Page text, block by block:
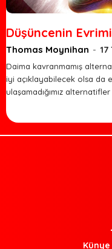
Düşüncenin Evrimi
Thomas Moynihan -
Daima kavranmamış
iyi açıklayabilecek olsa da
ulaşamadığımız
Künye